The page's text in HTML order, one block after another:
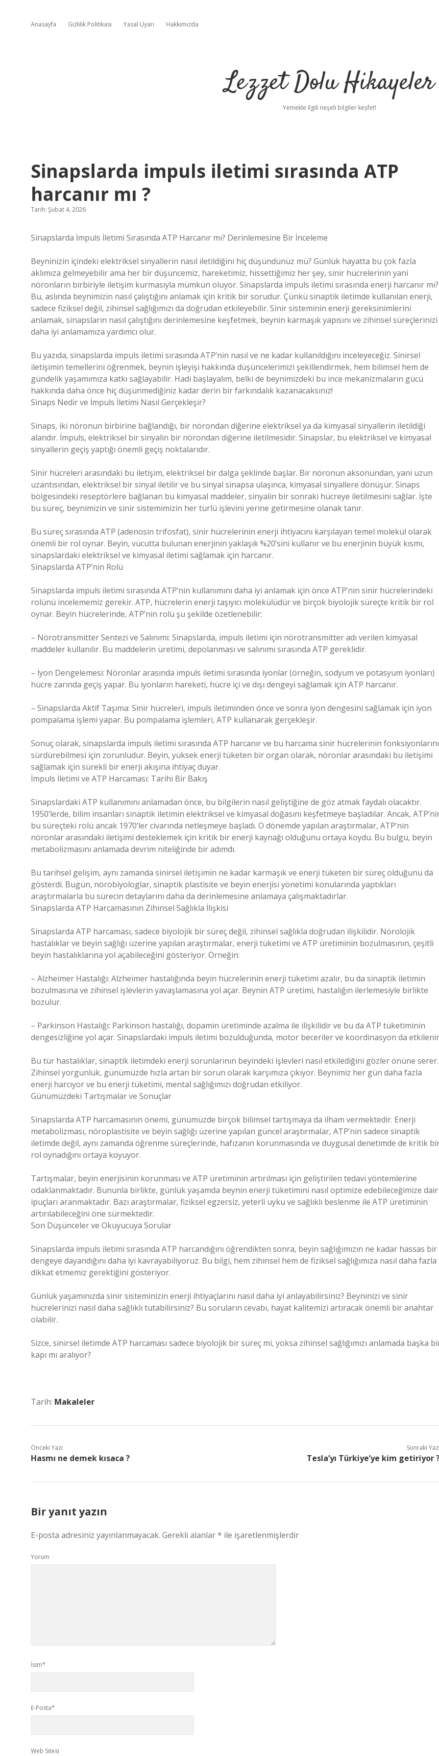
Anasayfa Gizlilik Politikası Yasal Uyarı Hakkımızda
Lezzet Dolu Hikayeler
Yemekle ilgili neşeli bilgiler keşfet!
Sinapslarda impuls iletimi sırasında ATP
harcanır mı ?
Tarih: Şubat 4, 2026
Sinapslarda İmpuls İletimi Sırasında ATP Harcanır mı? Derinlemesine Bir İnceleme
Beyninizin içindeki elektriksel sinyallerin nasıl iletildiğini hiç düşündünüz mü? Günlük hayatta bu çok fazla
aklımıza gelmeyebilir ama her bir düşüncemiz, hareketimiz, hissettiğimiz her şey, sinir hücrelerinin yani
nöronların birbiriyle iletişim kurmasıyla mümkün oluyor. Sinapslarda impuls iletimi sırasında enerji harcanır mı?
Bu, aslında beynimizin nasıl çalıştığını anlamak için kritik bir sorudur. Çünkü sinaptik iletimde kullanılan enerji,
sadece fiziksel değil, zihinsel sağlığımızı da doğrudan etkileyebilir. Sinir sisteminin enerji gereksinimlerini
anlamak, sinapsların nasıl çalıştığını derinlemesine keşfetmek, beynin karmaşık yapısını ve zihinsel süreçlerinizi
daha iyi anlamamıza yardımcı olur.
Bu yazıda, sinapslarda impuls iletimi sırasında ATP’nin nasıl ve ne kadar kullanıldığını inceleyeceğiz. Sinirsel
iletişimin temellerini öğrenmek, beynin işleyişi hakkında düşüncelerimizi şekillendirmek, hem bilimsel hem de
gündelik yaşamımıza katkı sağlayabilir. Hadi başlayalım, belki de beynimizdeki bu ince mekanizmaların gücü
hakkında daha önce hiç düşünmediğiniz kadar derin bir farkındalık kazanacaksınız!
Sinaps Nedir ve İmpuls İletimi Nasıl Gerçekleşir?
Sinaps, iki nöronun birbirine bağlandığı, bir nörondan diğerine elektriksel ya da kimyasal sinyallerin iletildiği
alandır. İmpuls, elektriksel bir sinyalin bir nörondan diğerine iletilmesidir. Sinapslar, bu elektriksel ve kimyasal
sinyallerin geçiş yaptığı önemli geçiş noktalarıdır.
Sinir hücreleri arasındaki bu iletişim, elektriksel bir dalga şeklinde başlar. Bir nöronun aksonundan, yani uzun
uzantısından, elektriksel bir sinyal iletilir ve bu sinyal sinapsa ulaşınca, kimyasal sinyallere dönüşür. Sinaps
bölgesindeki reseptörlere bağlanan bu kimyasal maddeler, sinyalin bir sonraki hücreye iletilmesini sağlar. İşte
bu süreç, beynimizin ve sinir sistemimizin her türlü işlevini yerine getirmesine olanak tanır.
Bu süreç sırasında ATP (adenosin trifosfat), sinir hücrelerinin enerji ihtiyacını karşılayan temel molekül olarak
önemli bir rol oynar. Beyin, vücutta bulunan enerjinin yaklaşık %20’sini kullanır ve bu enerjinin büyük kısmı,
sinapslardaki elektriksel ve kimyasal iletimi sağlamak için harcanır.
Sinapslarda ATP’nin Rolü
Sinapslarda impuls iletimi sırasında ATP’nin kullanımını daha iyi anlamak için önce ATP’nin sinir hücrelerindeki
rolünü incelememiz gerekir. ATP, hücrelerin enerji taşıyıcı molekülüdür ve birçok biyolojik süreçte kritik bir rol
oynar. Beyin hücrelerinde, ATP’nin rolü şu şekilde özetlenebilir:
– Nörotransmitter Sentezi ve Salınımı: Sinapslarda, impuls iletimi için nörotransmitter adı verilen kimyasal
maddeler kullanılır. Bu maddelerin üretimi, depolanması ve salınımı sırasında ATP gereklidir.
– İyon Dengelemesi: Nöronlar arasında impuls iletimi sırasında iyonlar (örneğin, sodyum ve potasyum iyonları)
hücre zarında geçiş yapar. Bu iyonların hareketi, hücre içi ve dışı dengeyi sağlamak için ATP harcanır.
– Sinapslarda Aktif Taşıma: Sinir hücreleri, impuls iletiminden önce ve sonra iyon dengesini sağlamak için iyon
pompalama işlemi yapar. Bu pompalama işlemleri, ATP kullanarak gerçekleşir.
Sonuç olarak, sinapslarda impuls iletimi sırasında ATP harcanır ve bu harcama sinir hücrelerinin fonksiyonlarını
sürdürebilmesi için zorunludur. Beyin, yüksek enerji tüketen bir organ olarak, nöronlar arasındaki bu iletişimi
sağlamak için sürekli bir enerji akışına ihtiyaç duyar.
İmpuls İletimi ve ATP Harcaması: Tarihi Bir Bakış
Sinapslardaki ATP kullanımını anlamadan önce, bu bilgilerin nasıl geliştiğine de göz atmak faydalı olacaktır.
1950’lerde, bilim insanları sinaptik iletimin elektriksel ve kimyasal doğasını keşfetmeye başladılar. Ancak,
bu süreçteki rolü ancak 1970’ler civarında netleşmeye başladı. O dönemde yapılan araştırmalar, ATP’nin
nöronlar arasındaki iletişimi desteklemek için kritik bir enerji kaynağı olduğunu ortaya koydu. Bu bulgu, beyin
metabolizmasını anlamada devrim niteliğinde bir adımdı.
Bu tarihsel gelişim, aynı zamanda sinirsel iletişimin ne kadar karmaşık ve enerji tüketen bir süreç olduğunu da
gösterdi. Bugün, nörobiyologlar, sinaptik plastisite ve beyin enerjisi yönetimi konularında yaptıkları
araştırmalarla bu sürecin detaylarını daha da derinlemesine anlamaya çalışmaktadırlar.
Sinapslarda ATP Harcamasının Zihinsel Sağlıkla İlişkisi
Sinapslarda ATP harcaması, sadece biyolojik bir süreç değil, zihinsel sağlıkla doğrudan ilişkilidir. Nörolojik
hastalıklar ve beyin sağlığı üzerine yapılan araştırmalar, enerji tüketimi ve ATP üretiminin bozulmasının, çeşitli
beyin hastalıklarına yol açabileceğini gösteriyor. Örneğin:
– Alzheimer Hastalığı: Alzheimer hastalığında beyin hücrelerinin enerji tüketimi azalır, bu da sinaptik iletimin
bozulmasına ve zihinsel işlevlerin yavaşlamasına yol açar. Beynin ATP üretimi, hastalığın ilerlemesiyle birlikte
bozulur.
– Parkinson Hastalığı: Parkinson hastalığı, dopamin üretiminde azalma ile ilişkilidir ve bu da ATP tüketiminin
dengesizliğine yol açar. Sinapslardaki impuls iletimi bozulduğunda, motor beceriler ve koordinasyon da
Bu tür hastalıklar, sinaptik iletimdeki enerji sorunlarının beyindeki işlevleri nasıl etkilediğini gözler önüne serer.
Zihinsel yorgunluk, günümüzde hızla artan bir sorun olarak karşımıza çıkıyor. Beynimiz her gün daha fazla
enerji harcıyor ve bu enerji tüketimi, mental sağlığımızı doğrudan etkiliyor.
Günümüzdeki Tartışmalar ve Sonuçlar
Sinapslarda ATP harcamasının önemi, günümüzde birçok bilimsel tartışmaya da ilham vermektedir. Enerji
metabolizması, nöroplastisite ve beyin sağlığı üzerine yapılan güncel araştırmalar, ATP’nin sadece sinaptik
iletimde değil, aynı zamanda öğrenme süreçlerinde, hafızanın korunmasında ve duygusal denetimde de kritik
rol oynadığını ortaya koyuyor.
Tartışmalar, beyin enerjisinin korunması ve ATP üretiminin artırılması için geliştirilen tedavi yöntemlerine
odaklanmaktadır. Bununla birlikte, günlük yaşamda beynin enerji tüketimini nasıl optimize edebileceğimize dair
ipuçları aranmaktadır. Bazı araştırmalar, fiziksel egzersiz, yeterli uyku ve sağlıklı beslenme ile ATP üretiminin
artırılabileceğini öne sürmektedir.
Son Düşünceler ve Okuyucuya Sorular
Sinapslarda impuls iletimi sırasında ATP harcandığını öğrendikten sonra, beyin sağlığımızın ne kadar hassas bir
dengeye dayandığını daha iyi kavrayabiliyoruz. Bu bilgi, hem zihinsel hem de fiziksel sağlığımıza nasıl daha fazla
dikkat etmemiz gerektiğini gösteriyor.
Günlük yaşamınızda sinir sisteminizin enerji ihtiyaçlarını nasıl daha iyi anlayabilirsiniz? Beyninizi ve sinir
hücrelerinizi nasıl daha sağlıklı tutabilirsiniz? Bu soruların cevabı, hayat kalitemizi artıracak önemli bir anahtar
olabilir.
Sizce, sinirsel iletimde ATP harcaması sadece biyolojik bir süreç mi, yoksa zihinsel sağlığımızı anlamada başka
kapı mı aralıyor?
Tarih: Makaleler
Önceki Yazı
Hasmı ne demek kısaca ?
Sonraki
Tesla’yı Türkiye’ye kim getiriyor
Bir yanıt yazın
E-posta adresiniz yayınlanmayacak. Gerekli alanlar* ile işaretlenmişlerdir
Yorum
İsim*
E-Posta*
Web Sitesi